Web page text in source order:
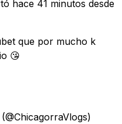
hace 41 minutos desde
que por mucho k
😘
(@ChicagorraVlogs)